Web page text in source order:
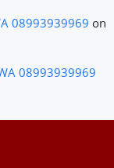
08993939969 on
08993939969